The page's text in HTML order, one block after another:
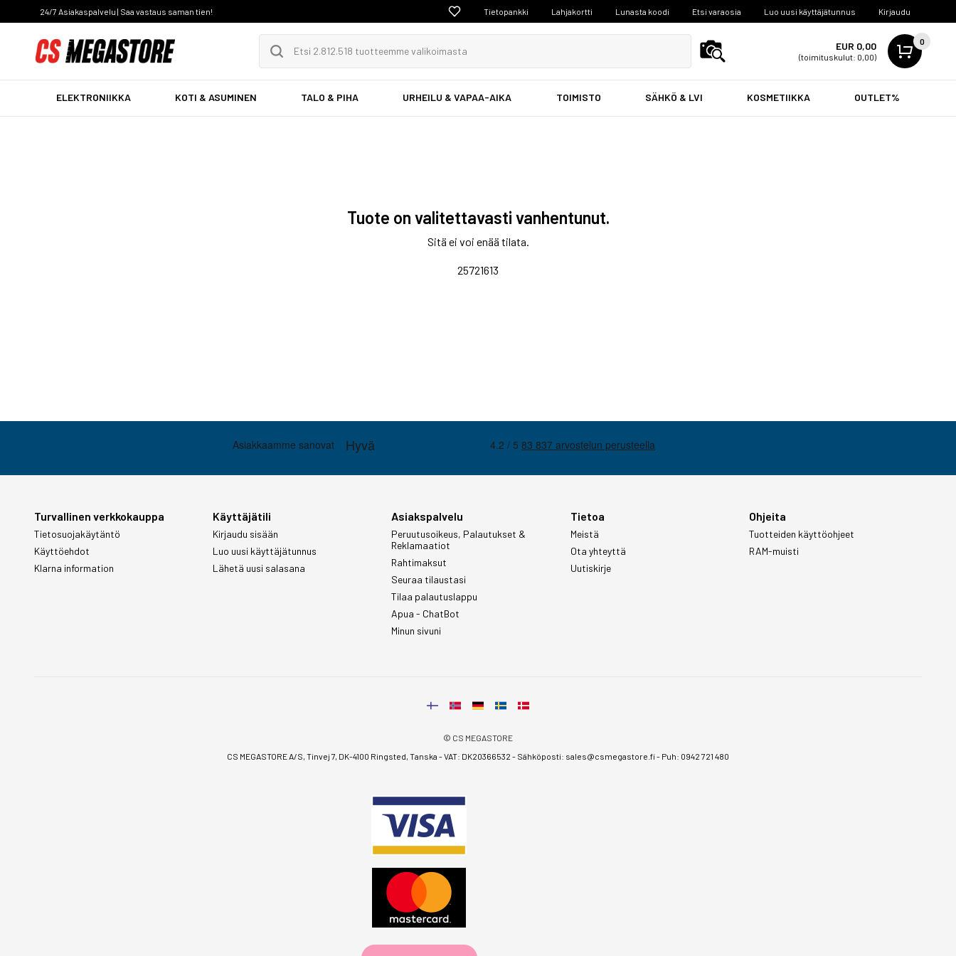
24/7 Asiakaspalvelu | Saa vastaus saman tien! Tietopankki Lahjakortti Lunasta koodi Etsi varaosia Luo uusi käyttäjätunnus Kirjaudu
EUR 0,00
(toimituskulut: 0,00)
0
ELEKTRONIIKKA KOTI & ASUMINEN TALO & PIHA URHEILU & VAPAA-AIKA TOIMISTO SÄHKÖ & LVI KOSMETIIKKA OUTLET%
Tuote on valitettavasti vanhentunut.
Sitä ei voi enää tilata.
25721613
Turvallinen verkkokauppa
Tietosuojakäytäntö
Käyttöehdot
Klarna information
Käyttäjätili
Kirjaudu sisään
Luo uusi käyttäjätunnus
Lähetä uusi salasana
Asiakspalvelu
Peruutusoikeus, Palautukset &
Reklamaatiot
Rahtimaksut
Seuraa tilaustasi
Tilaa palautuslappu
Apua - ChatBot
Minun sivuni
Tietoa
Meistä
Ota yhteyttä
Uutiskirje
Ohjeita
Tuotteiden käyttöohjeet
RAM-muisti
© CS MEGASTORE
CS MEGASTORE A/S, Tinvej 7, DK-4100 Ringsted, Tanska - VAT: DK20366532 - Sähköposti: sales@csmegastore.fi- Puh: 0942 721 480